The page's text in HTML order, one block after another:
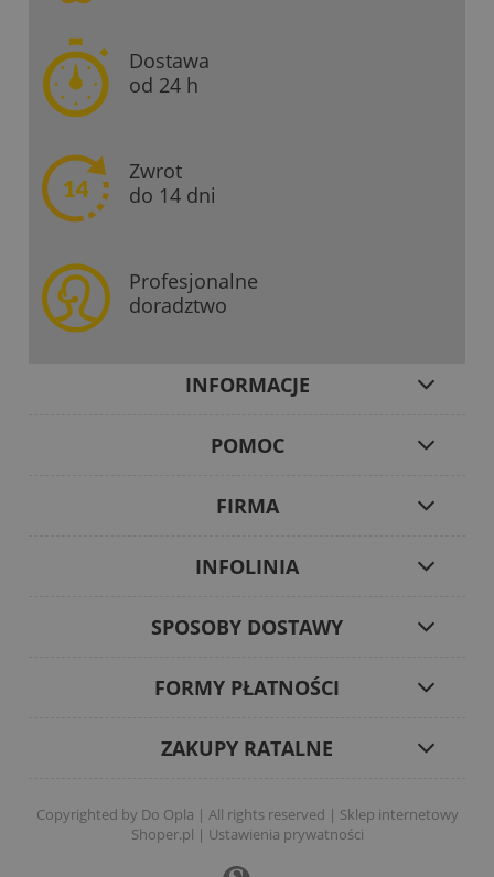
Dostawa
od 24 h
Zwrot
do 14 dni
Profesjonalne
doradztwo
INFORMACJE
POMOC
FIRMA
INFOLINIA
SPOSOBY DOSTAWY
FORMY PŁATNOŚCI
ZAKUPY RATALNE
Copyrighted by Do Opla | All rights reserved | Sklep internetowy
Shoper.pl | Ustawienia prywatności